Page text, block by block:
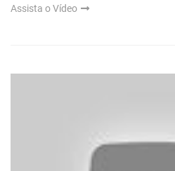
Assista o Vídeo